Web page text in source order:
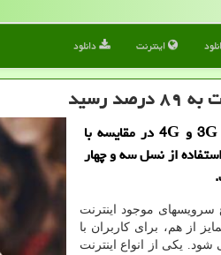
اینترنت دانلود
به گزارش الف دانلود استفاده کاربران از 3G و 4G در مقایسه با
از نسل سه و چهار
سرویسهای موجود اینترنت
از هم، برای کاربران با
یکی از انواع اینترنت